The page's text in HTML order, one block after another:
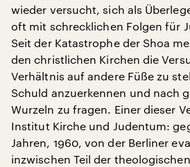
wieder versucht, sich als
oft mit schrecklichen Folgen für
Seit der Katastrophe der Shoa
den christlichen Kirchen die
Verhältnis auf andere Füße zu
Schuld anzuerkennen und nach
Wurzeln zu fragen. Einer dieser
Institut Kirche und Judentum:
Jahren, 1960, von der Berliner
inzwischen Teil der